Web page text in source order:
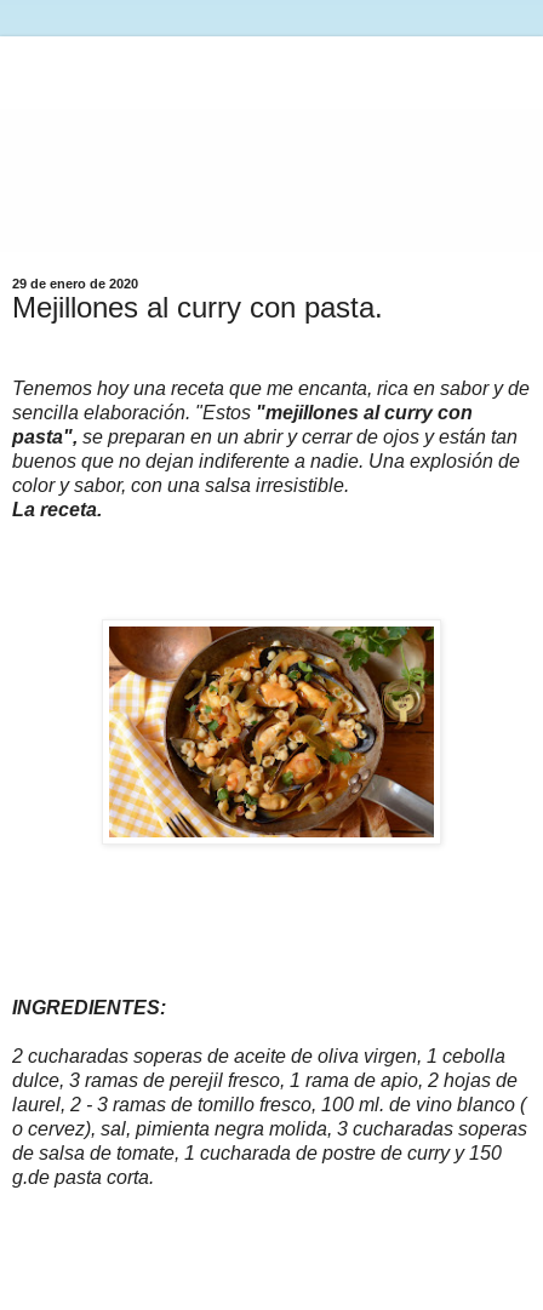
29 de enero de 2020
Mejillones al curry con pasta.
Tenemos hoy una receta que me encanta, rica en sabor y de
sencilla elaboración. "Estos "mejillones al curry con
pasta", se preparan en un abrir y cerrar de ojos y están tan
buenos que no dejan indiferente a nadie. Una explosión de
color y sabor, con una salsa irresistible.
La receta.
INGREDIENTES:
2 cucharadas soperas de aceite de oliva virgen, 1 cebolla
dulce, 3 ramas de perejil fresco, 1 rama de apio, 2 hojas de
laurel, 2 - 3 ramas de tomillo fresco, 100 ml. de vino blanco (
o cervez), sal, pimienta negra molida, 3 cucharadas soperas
de salsa de tomate, 1 cucharada de postre de curry y 150
g.de pasta corta.